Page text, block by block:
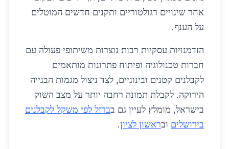
אחר שינויים רגולטוריים ותקנים חדשים המוטלים
על הענף.
הזדמנויות עסקיות רבות נוצרות משיתופי פעולה עם
חברות טכנולוגיה ופיתוח פתרונות מותאמים
לקבלנים קטנים ובינוניים, לצד ניצול מגמות הבנייה
הירוקה. לקבלת תמונה רחבה יותר על מצב השוק
בישראל, מומלץ לעיין גם בברזל לפי משקל לקבלנים
בירושלים ובראשון לציון.